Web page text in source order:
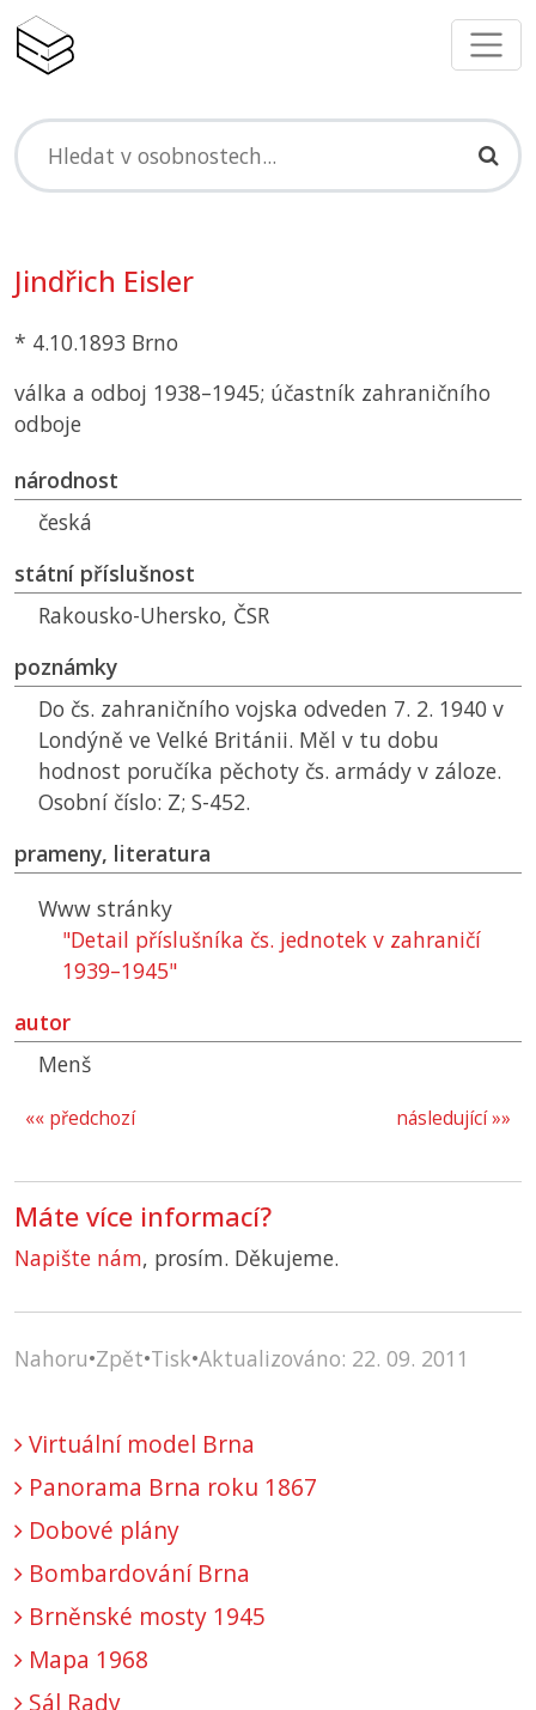
Jindřich Eisler
* 4.10.1893 Brno
válka a odboj 1938–1945; účastník zahraničního
odboje
národnost
česká
státní příslušnost
Rakousko-Uhersko, ČSR
poznámky
Do čs. zahraničního vojska odveden 7. 2. 1940 v
Londýně ve Velké Británii. Měl v tu dobu
hodnost poručíka pěchoty čs. armády v záloze.
Osobní číslo: Z; S-452.
prameny, literatura
Www stránky
"Detail příslušníka čs. jednotek v zahraničí
1939–1945"
autor
Menš
následující »»
«« předchozí
Máte více informací?
Napište nám, prosím. Děkujeme.
Nahoru•Zpět•Tisk•Aktualizováno: 22. 09. 2011
Virtuální model Brna
Panorama Brna roku 1867
Dobové plány
Bombardování Brna
Brněnské mosty 1945
Mapa 1968
Sál Rady